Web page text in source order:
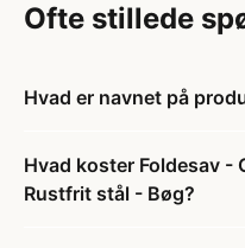
Ofte stillede
Hvad er navnet på
Hvad koster Foldesav -
Rustfrit stål - Bøg?